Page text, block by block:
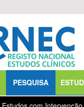
PESQUISA